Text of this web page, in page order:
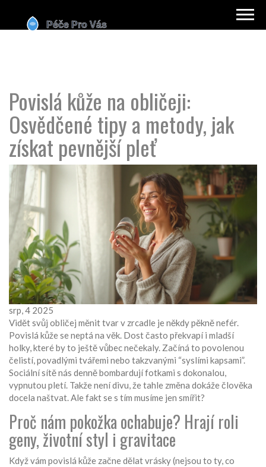
Povislá kůže na obličeji:
Osvědčené tipy a metody, jak
získat pevnější pleť
srp, 4 2025
Vidět svůj obličej měnit tvar v zrcadle je někdy pěkně nefér.
Povislá kůže se neptá na věk. Dost často překvapí i mladší
holky, které by to ještě vůbec nečekaly. Začíná to povolenou
čelistí, povadlými tvářemi nebo takzvanými “syslími kapsami”.
Sociální sítě nás denně bombardují fotkami s dokonalou,
vypnutou pletí. Takže není divu, že tahle změna dokáže člověka
docela naštvat. Ale fakt se s tím musíme jen smířit?
Proč nám pokožka ochabuje? Hrají roli
geny, životní styl i gravitace
Když vám povislá kůže začne dělat vrásky (nejsou to ty, co